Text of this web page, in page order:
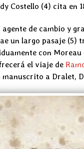
Costello (4) cita
agente de cambio y
un largo pasaje (5)
con
el viaje de
a Dralet,